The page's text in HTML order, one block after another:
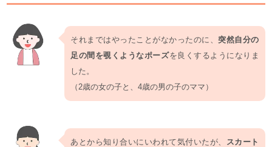
それまではやったことがなかったのに、突然自分の
足の間を覗くようなポーズを良くするようになりま
した。
（2歳の女の子と、4歳の男の子のママ）
あとから知り合いにいわれて気付いたが、
スカート